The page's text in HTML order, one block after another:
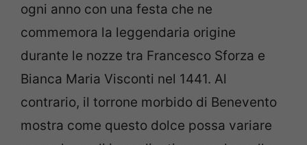
ogni anno con una festa che ne
commemora la leggendaria origine
durante le nozze tra Francesco Sforza e
Bianca Maria Visconti nel 1441. Al
contrario, il torrone morbido di Benevento
mostra come questo dolce possa variare